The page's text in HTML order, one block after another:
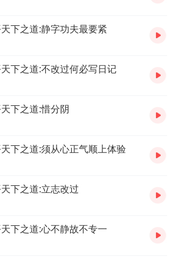
下之道:静字功夫最要紧
下之道:不改过何必写日记
下之道:惜分阴
下之道:须从心正气顺上体验
下之道:立志改过
下之道:心不静故不专一